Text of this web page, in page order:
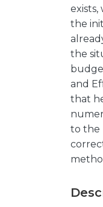
the
the
and
that
to the